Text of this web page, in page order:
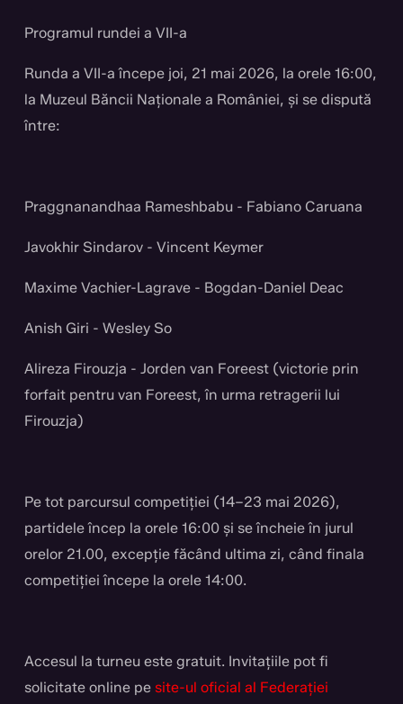
Programul rundei a VII-a
Runda a VII-a începe joi, 21 mai 2026, la orele 16:00,
la Muzeul Băncii Naționale a României, și se dispută
între:
Praggnanandhaa Rameshbabu - Fabiano Caruana
Javokhir Sindarov - Vincent Keymer
Maxime Vachier-Lagrave - Bogdan-Daniel Deac
Anish Giri - Wesley So
Alireza Firouzja - Jorden van Foreest (victorie prin
forfait pentru van Foreest, în urma retragerii lui
Firouzja)
Pe tot parcursul competiției (14–23 mai 2026),
partidele încep la orele 16:00 și se încheie în jurul
orelor 21.00, excepție făcând ultima zi, când finala
competiției începe la orele 14:00.
Accesul la turneu este gratuit. Invitațiile pot fi
solicitate online pe site-ul oficial al Federației